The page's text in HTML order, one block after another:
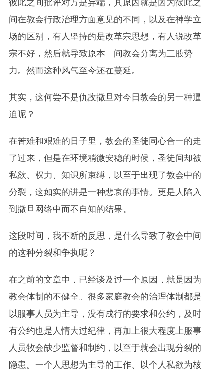
彼此之间批评对方是异端，其原因就是因为彼此之
间在教会行政治理方面意见的不同，以及在神学立
场的区别，有人坚持的是改革宗思想，有人说改革
宗不好，然后就导致原本一间教会分离为三股势
力。然而这种风气至今还在蔓延。
其实，这何尝不是仇敌撒旦对今日教会的另一种逼
迫呢？
在苦难和艰难的日子里，教会的圣徒同心合一的走
了过来，但是在环境稍微安稳的时候，圣徒间却被
私欲、权力、知识所束缚，以至于出现了教会中的
分裂，这如实的讲是一种悲哀的事情。更是人陷入
到撒旦网络中而不自知的结果。
这段时间，我不断的反思，是什么导致了教会中间
的这种分裂和争执呢？
在之前的文章中，已经谈及过一个原因，就是因为
教会体制的不健全。很多家庭教会的治理体制都是
以服事人员为主导，没有成行的要求和公约，及时
有公约也是人情大过纪律，再加上很大程度上服事
人员牧会缺少监督和制约，以至于就会出现分裂的
隐患。一个人思想为主导的工作、以个人私欲为核